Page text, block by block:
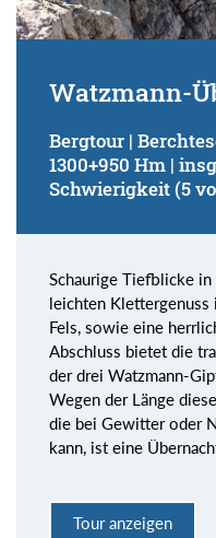
Watzmann-
Bergtour |
1300+950 Hm |
Schwierigkeit (5
Schaurige Tiefblicke
leichten
Fels, sowie eine
Abschluss bietet die
der drei Watzmann-
Wegen der Länge
die bei Gewitter oder
kann, ist eine
Tour anzeigen